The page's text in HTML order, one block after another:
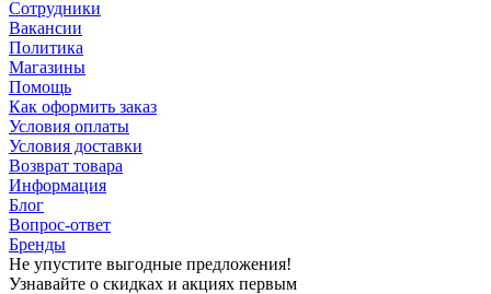
Сотрудники
Вакансии
Политика
Магазины
Помощь
Как оформить заказ
Условия оплаты
Условия доставки
Возврат товара
Информация
Блог
Вопрос-ответ
Бренды
Не упустите выгодные предложения!
Узнавайте о скидках и акциях первым